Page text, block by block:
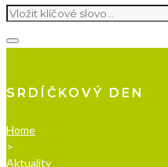
SRDÍČKOVÝ DEN
Home
>
Aktuality